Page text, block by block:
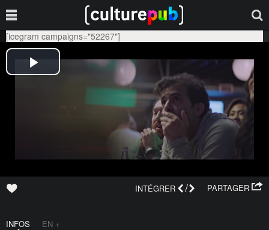
[icegram campaigns="52267"]
PARTAGER
INTÉGRER /
INFOS EN +